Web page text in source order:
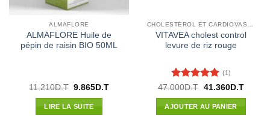
ALMAFLORE
ALMAFLORE Huile de
pépin de raisin BIO 50ML
11.210D.T Le
initial
était :
9.865 D.TLe
LIRE LA SUITE
VITAVEA cholest control
levure de riz rouge
Note5 sur
5
(1)
47.000D.T Le
initial
était :
41.360D.TLe
AJOUTER AU PANIER